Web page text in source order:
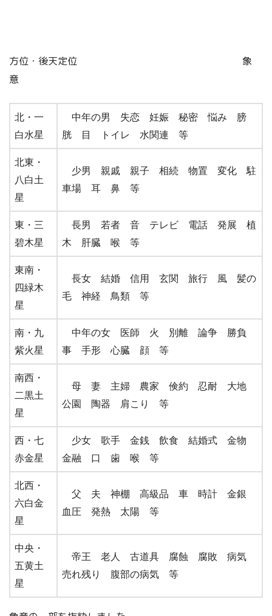
方位・後天定位 象
意
北・一
白水星
中年の男 失恋 妊娠 秘密 悩み 膀
胱 目 トイレ 水関連 等
北東・
八白土
星
少男 親戚 親子 相続 物置 変化 駐
車場 耳 鼻 等
東・三
碧木星
長男 若者 音 テレビ 電話 発展 植
木 肝臓 喉 等
東南・
四緑木
星
長女 結婚 信用 玄関 旅行 風 髪の
毛 神経 鳥類 等
南・九
紫火星
中年の女 医師 火 別離 論争 勝負
事 手形 心臓 顔 等
南西・
二黒土
星
母 妻 主婦 農家 倹約 忍耐 大地
公園 陶器 肩こり 等
西・七
赤金星
少女 歌手 金銭 飲食 結婚式 金物
金融 口 歯 喉 等
北西・
六白金
星
父 夫 神棚 高級品 車 時計 金銀
血圧 発熱 太陽 等
中央・
五黄土
星
帝王 老人 古道具 腐蝕 腐敗 病気
売れ残り 腹部の病気 等